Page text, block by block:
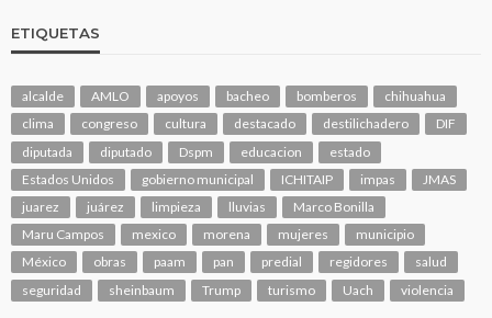
ETIQUETAS
alcalde AMLO apoyos bacheo bomberos
chihuahua
clima
congreso cultura destacado destilichadero
DIF
diputada
diputado Dspm educacion
estado
Estados Unidos
gobierno municipal ICHITAIP impas
JMAS
juarez
juárez limpieza lluvias
Marco Bonilla
Maru Campos
mexico morena mujeres
municipio
México
obras paam pan predial regidores
salud
seguridad
sheinbaum Trump turismo Uach violencia